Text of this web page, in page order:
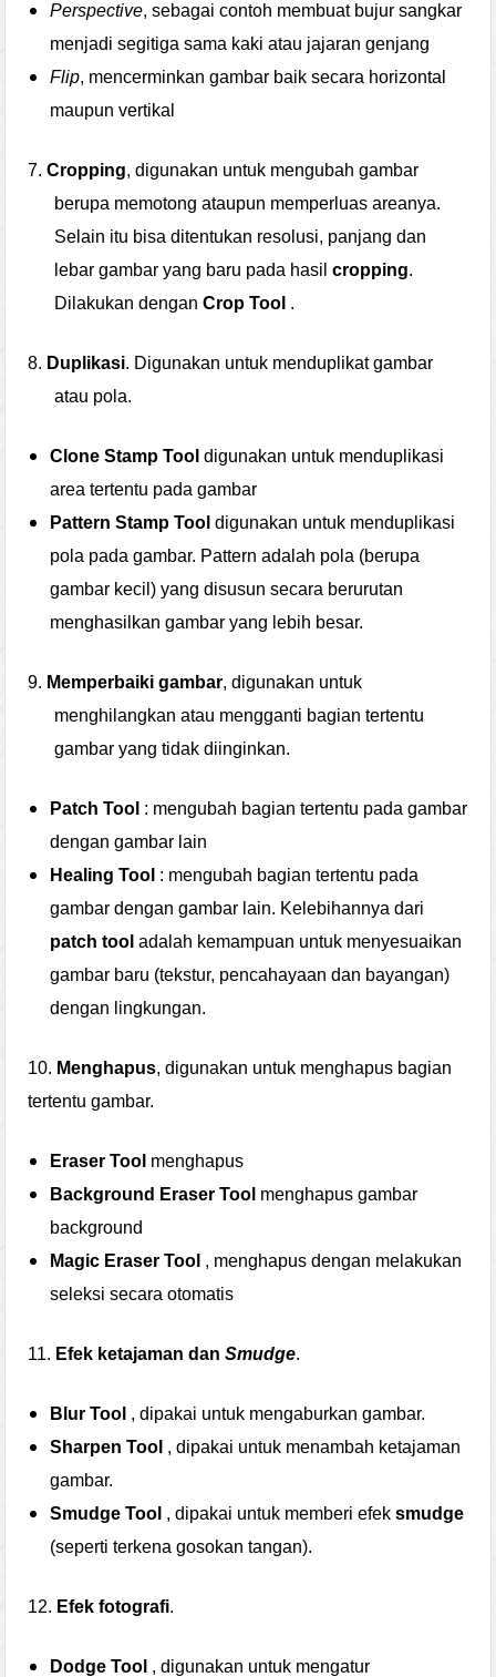
Perspective, sebagai contoh membuat bujur sangkar
menjadi segitiga sama kaki atau jajaran genjang
Flip, mencerminkan gambar baik secara horizontal
maupun vertikal
7. Cropping, digunakan untuk mengubah gambar
berupa memotong ataupun memperluas areanya.
Selain itu bisa ditentukan resolusi, panjang dan
lebar gambar yang baru pada hasilcropping.
Dilakukan denganCrop Tool .
8. Duplikasi. Digunakan untuk menduplikat gambar
atau pola.
Clone Stamp Tooldigunakan untuk menduplikasi
area tertentu pada gambar
Pattern Stamp Tooldigunakan untuk menduplikasi
pola pada gambar. Pattern adalah pola (berupa
gambar kecil) yang disusun secara berurutan
menghasilkan gambar yang lebih besar.
9. Memperbaiki gambar, digunakan untuk
menghilangkan atau mengganti bagian tertentu
gambar yang tidak diinginkan.
Patch Tool : mengubah bagian tertentu pada gambar
dengan gambar lain
Healing Tool : mengubah bagian tertentu pada
gambar dengan gambar lain. Kelebihannya dari
patch tooladalah kemampuan untuk menyesuaikan
gambar baru (tekstur, pencahayaan dan bayangan)
dengan lingkungan.
10. Menghapus, digunakan untuk menghapus bagian
tertentu gambar.
Eraser Tool menghapus
Background Eraser Tool menghapus gambar
background
Magic Eraser Tool , menghapus dengan melakukan
seleksi secara otomatis
11. Efek ketajaman danSmudge.
Blur Tool , dipakai untuk mengaburkan gambar.
Sharpen Tool , dipakai untuk menambah ketajaman
gambar.
Smudge Tool , dipakai untuk memberi efeksmudge
(seperti terkena gosokan tangan).
12. Efek fotografi.
Dodge Tool , digunakan untuk mengatur